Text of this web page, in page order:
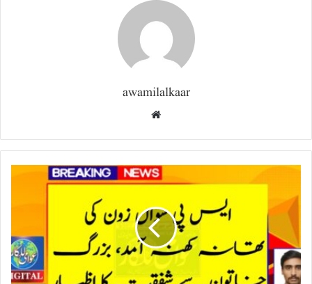
awamilalkaar